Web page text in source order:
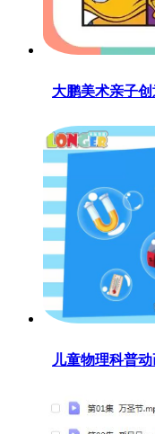
大鹏美术亲子
儿童物理科普